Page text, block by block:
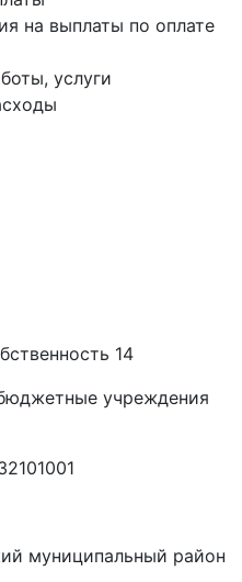
на выплаты по оплате
услуги
14
учреждения
муниципальный район